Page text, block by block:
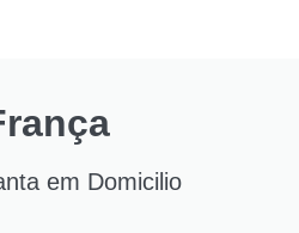
em Domicilio